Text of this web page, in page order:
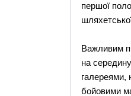
першої
Bажливим
на
галереями,
бойовими